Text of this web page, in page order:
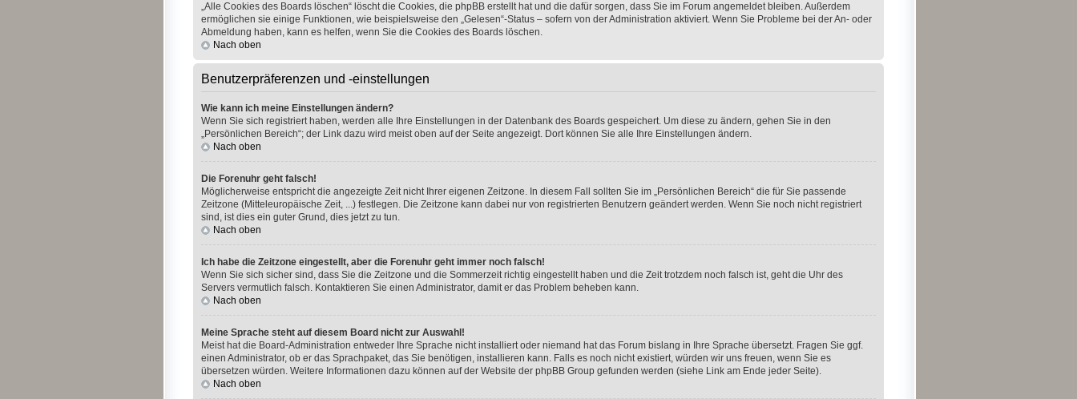
„Alle Cookies des Boards löschen“ löscht die Cookies, die phpBB erstellt hat und die dafür sorgen, dass Sie im Forum angemeldet bleiben. Außerdem
ermöglichen sie einige Funktionen, wie beispielsweise den „Gelesen“-Status – sofern von der Administration aktiviert. Wenn Sie Probleme bei der An- oder
Abmeldung haben, kann es helfen, wenn Sie die Cookies des Boards löschen.
Nach oben
Benutzerpräferenzen und -einstellungen
Wie kann ich meine Einstellungen ändern?
Wenn Sie sich registriert haben, werden alle Ihre Einstellungen in der Datenbank des Boards gespeichert. Um diese zu ändern, gehen Sie in den
„Persönlichen Bereich“; der Link dazu wird meist oben auf der Seite angezeigt. Dort können Sie alle Ihre Einstellungen ändern.
Nach oben
Die Forenuhr geht falsch!
Möglicherweise entspricht die angezeigte Zeit nicht Ihrer eigenen Zeitzone. In diesem Fall sollten Sie im „Persönlichen Bereich“ die für Sie passende
Zeitzone (Mitteleuropäische Zeit, ...) festlegen. Die Zeitzone kann dabei nur von registrierten Benutzern geändert werden. Wenn Sie noch nicht registriert
sind, ist dies ein guter Grund, dies jetzt zu tun.
Nach oben
Ich habe die Zeitzone eingestellt, aber die Forenuhr geht immer noch falsch!
Wenn Sie sich sicher sind, dass Sie die Zeitzone und die Sommerzeit richtig eingestellt haben und die Zeit trotzdem noch falsch ist, geht die Uhr des
Servers vermutlich falsch. Kontaktieren Sie einen Administrator, damit er das Problem beheben kann.
Nach oben
Meine Sprache steht auf diesem Board nicht zur Auswahl!
Meist hat die Board-Administration entweder Ihre Sprache nicht installiert oder niemand hat das Forum bislang in Ihre Sprache übersetzt. Fragen Sie ggf.
einen Administrator, ob er das Sprachpaket, das Sie benötigen, installieren kann. Falls es noch nicht existiert, würden wir uns freuen, wenn Sie es
übersetzen würden. Weitere Informationen dazu können auf der Website der phpBB Group gefunden werden (siehe Link am Ende jeder Seite).
Nach oben